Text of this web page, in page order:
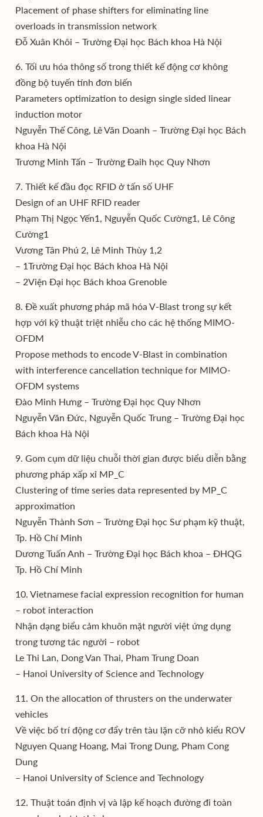
Placement of phase shifters for eliminating line
overloads in transmission network
Đỗ Xuân Khôi – Trường Đại học Bách khoa Hà Nội
6. Tối ưu hóa thông số trong thiết kế động cơ không
đồng bộ tuyến tính đơn biến
Parameters optimization to design single sided linear
induction motor
Nguyễn Thế Công, Lê Văn Doanh – Trường Đại học Bách
khoa Hà Nội
Trương Minh Tấn – Trường Đaih học Quy Nhơn
7. Thiết kế đầu đọc RFID ở tấn số UHF
Design of an UHF RFID reader
Phạm Thị Ngọc Yến1, Nguyễn Quốc Cường1, Lê Công
Cường1
Vương Tân Phú 2, Lê Minh Thùy 1,2
– 1Trường Đại học Bách khoa Hà Nội
– 2Viện Đại học Bách khoa Grenoble
8. Đề xuất phương pháp mã hóa V-Blast trong sự kết
hợp với kỹ thuật triệt nhiễu cho các hệ thống MIMO-
OFDM
Propose methods to encode V-Blast in combination
with interference cancellation technique for MIMO-
OFDM systems
Đào Minh Hưng – Trường Đại học Quy Nhơn
Nguyễn Văn Đức, Nguyễn Quốc Trung – Trường Đại học
Bách khoa Hà Nội
9. Gom cụm dữ liệu chuỗi thời gian được biểu diễn bằng
phương pháp xấp xỉ MP_C
Clustering of time series data represented by MP_C
approximation
Nguyễn Thành Sơn – Trường Đại học Sư phạm kỹ thuật,
Tp. Hồ Chí Minh
Dương Tuấn Anh – Trường Đại học Bách khoa – ĐHQG
Tp. Hồ Chí Minh
10. Vietnamese facial expression recognition for human
– robot interaction
Nhận dạng biểu cảm khuôn mặt người việt ứng dụng
trong tương tác người – robot
Le Thi Lan, Dong Van Thai, Pham Trung Doan
– Hanoi University of Science and Technology
11. On the allocation of thrusters on the underwater
vehicles
Về việc bố trí động cơ đẩy trên tàu lặn cỡ nhỏ kiểu ROV
Nguyen Quang Hoang, Mai Trong Dung, Pham Cong
Dung
– Hanoi University of Science and Technology
12. Thuật toán định vị và lập kế hoạch đường đi toàn